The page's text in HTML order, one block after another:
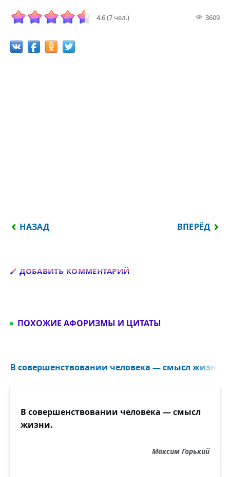
4.6 (7 чел.) 3609
ПРЕДЫДУЩИЙ: НЕТ НИЧЕГО ПРИЯТНЕЕ, КАК
НАЗАД ВПЕРЁД
ДОБАВИТЬ КОММЕНТАРИЙ
ПОХОЖИЕ АФОРИЗМЫ И ЦИТАТЫ
В совершенствовании человека — смысл жизни...
В совершенствовании человека — смысл
жизни.
Максим Горький